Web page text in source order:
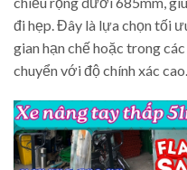
đi hẹp. Đây là lựa chọn tối
gian hạn chế hoặc trong
chuyển với độ chính xác cao.